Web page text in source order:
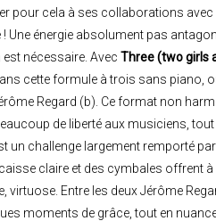
pour cela à ses collaborations
Une énergie absolument pas
nécessaire. Avec Three (two girls
cette formule à trois sans piano,
Regard (b). Ce format non
de liberté aux musiciens,
un challenge largement remporté
claire et des cymbales offrent
virtuose. Entre les deux Jérôme
moments de grâce, tout en